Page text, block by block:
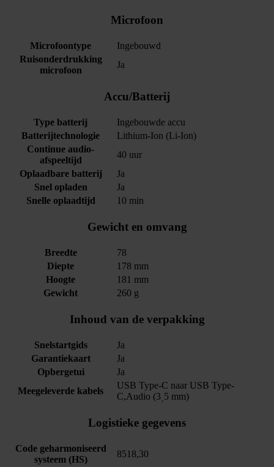
Microfoon
Microfoontype
Ingebouwd
Ruisonderdrukking
microfoon
Ja
Accu/Batterij
Type batterij
Ingebouwde accu
Batterijtechnologie
Lithium-Ion (Li-Ion)
Continue audio-
afspeeltijd
40 uur
Oplaadbare batterij
Ja
Snel opladen
Ja
Snelle oplaadtijd
10 min
Gewicht en omvang
Breedte
78
Diepte
178 mm
Hoogte
181 mm
Gewicht
260 g
Inhoud van de verpakking
Snelstartgids
Ja
Garantiekaart
Ja
Opbergetui
Ja
Meegeleverde kabels
USB Type-C naar USB Type-
C,Audio (3ˌ5 mm)
Logistieke gegevens
Code geharmoniseerd
systeem (HS)
8518,30